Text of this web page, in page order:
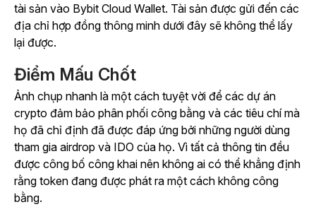
tài sản vào Bybit Cloud Wallet. Tài sản được gửi đến các
địa chỉ hợp đồng thông minh dưới đây sẽ không thể lấy
lại được.
Điểm Mấu Chốt
Ảnh chụp nhanh là một cách tuyệt vời để các dự án
crypto đảm bảo phân phối công bằng và các tiêu chí mà
họ đã chỉ định đã được đáp ứng bởi những người dùng
tham gia airdrop và IDO của họ. Vì tất cả thông tin đều
được công bố công khai nên không ai có thể khẳng định
rằng token đang được phát ra một cách không công
bằng.